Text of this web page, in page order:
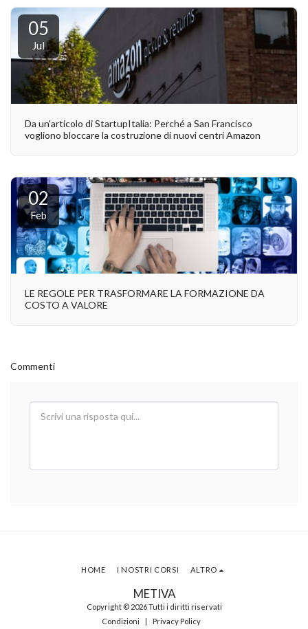
05
Jul
Da un'articolo di StartupItalia: Perché a San Francisco
vogliono bloccare la costruzione di nuovi centri Amazon
02
Feb
LE REGOLE PER TRASFORMARE LA FORMAZIONE DA
COSTO A VALORE
Commenti
METIVA
Copyright © 2026 Tutti i diritti riservati
Condizioni | Privacy Policy
HOME I NOSTRI CORSI ALTRO